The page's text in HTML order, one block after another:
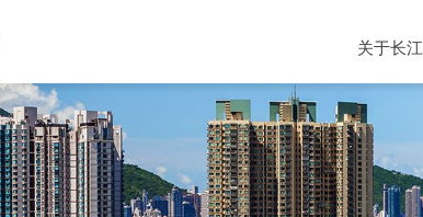
关于长